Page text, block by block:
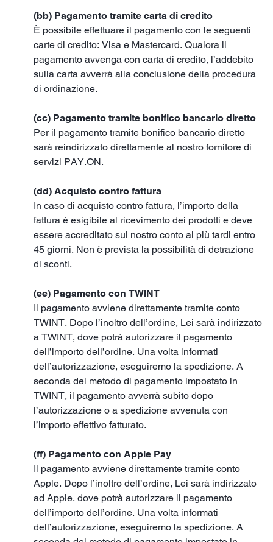
(bb) Pagamento tramite carta di credito
È possibile effettuare il pagamento con le seguenti
carte di credito: Visa e Mastercard. Qualora il
pagamento avvenga con carta di credito, l’addebito
sulla carta avverrà alla conclusione della procedura
di ordinazione.
(cc) Pagamento tramite bonifico bancario diretto
Per il pagamento tramite bonifico bancario diretto
sarà reindirizzato direttamente al nostro fornitore di
servizi PAY.ON.
(dd) Acquisto contro fattura
In caso di acquisto contro fattura, l’importo della
fattura è esigibile al ricevimento dei prodotti e deve
essere accreditato sul nostro conto al più tardi entro
45 giorni. Non è prevista la possibilità di detrazione
di sconti.
(ee) Pagamento con TWINT
Il pagamento avviene direttamente tramite conto
TWINT. Dopo l’inoltro dell’ordine, Lei sarà indirizzato
a TWINT, dove potrà autorizzare il pagamento
dell’importo dell’ordine. Una volta informati
dell’autorizzazione, eseguiremo la spedizione. A
seconda del metodo di pagamento impostato in
TWINT, il pagamento avverrà subito dopo
l’autorizzazione o a spedizione avvenuta con
l’importo effettivo fatturato.
(ff) Pagamento con Apple Pay
Il pagamento avviene direttamente tramite conto
Apple. Dopo l’inoltro dell’ordine, Lei sarà indirizzato
ad Apple, dove potrà autorizzare il pagamento
dell’importo dell’ordine. Una volta informati
dell’autorizzazione, eseguiremo la spedizione. A